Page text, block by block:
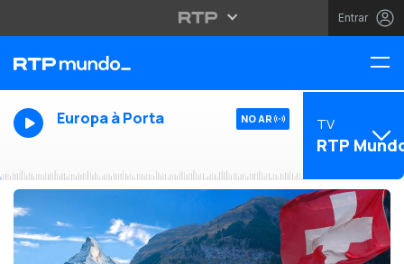
Entrar
Europa à Porta NO AR TV
RTP